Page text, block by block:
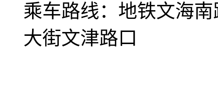
乘车路线： 地铁文海
大街文津路口